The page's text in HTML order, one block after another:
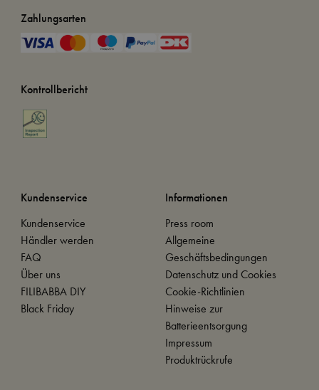
Zahlungsarten
Kontrollbericht
Kundenservice
Kundenservice
Händler werden
FAQ
Über uns
FILIBABBA DIY
Black Friday
Informationen
Press room
Allgemeine
Geschäftsbedingungen
Datenschutz und Cookies
Cookie-Richtlinien
Hinweise zur
Batterieentsorgung
Impressum
Produktrückrufe